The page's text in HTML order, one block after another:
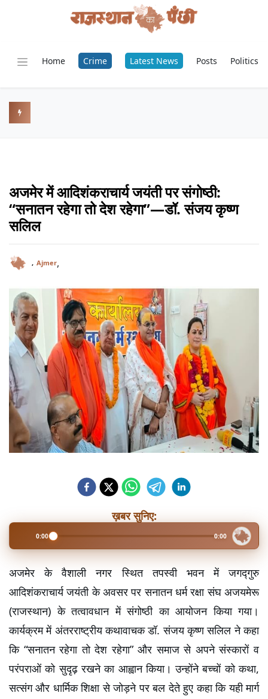
Home Crime Latest News Posts Politics
अजमेर में आदिशंकराचार्य जयंती पर संगोष्ठी:
“सनातन रहेगा तो देश रहेगा”—डॉ. संजय कृष्ण
सलिल
, Ajmer,
ख़बर सुनिए:
0:00 0:00
अजमेर के वैशाली नगर स्थित तपस्वी भवन में जगद्गुरु
आदिशंकराचार्य जयंती के अवसर पर सनातन धर्म रक्षा संघ अजयमेरू
(राजस्थान) के तत्वावधान में संगोष्ठी का आयोजन किया गया।
कार्यक्रम में अंतरराष्ट्रीय कथावाचक डॉ. संजय कृष्ण सलिल ने कहा
कि “सनातन रहेगा तो देश रहेगा” और समाज से अपने संस्कारों व
परंपराओं को सुदृढ़ रखने का आह्वान किया। उन्होंने बच्चों को कथा,
सत्संग और धार्मिक शिक्षा से जोड़ने पर बल देते हुए कहा कि यही मार्ग